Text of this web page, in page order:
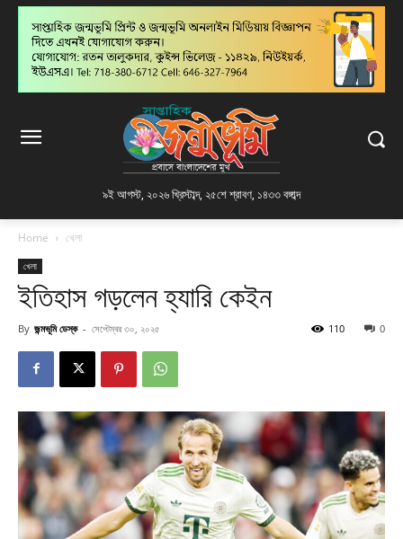
৯ই আগস্ট, ২০২৬ খ্রিস্টাব্দ, ২৫শে শ্রাবণ, ১৪৩৩ বঙ্গাব্দ
Home খেলা
খেলা
ইতিহাস গড়লেন হ্যারি কেইন
By জন্মভূমি ডেস্ক - সেপ্টেম্বর ৩০, ২০২৫ 0
110